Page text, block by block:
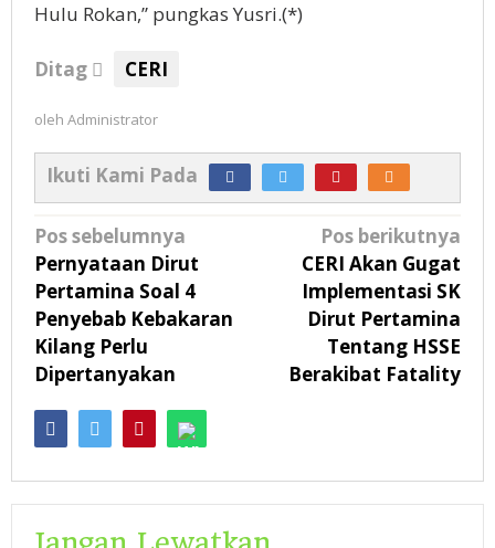
Hulu Rokan,” pungkas Yusri.(*)
Ditag CERI
oleh Administrator
Ikuti Kami Pada
Navigasi
pos
Pos sebelumnya
Pernyataan Dirut
Pertamina Soal 4
Penyebab Kebakaran
Kilang Perlu
Dipertanyakan
Pos berikutnya
CERI Akan Gugat
Implementasi SK
Dirut Pertamina
Tentang HSSE
Berakibat Fatality